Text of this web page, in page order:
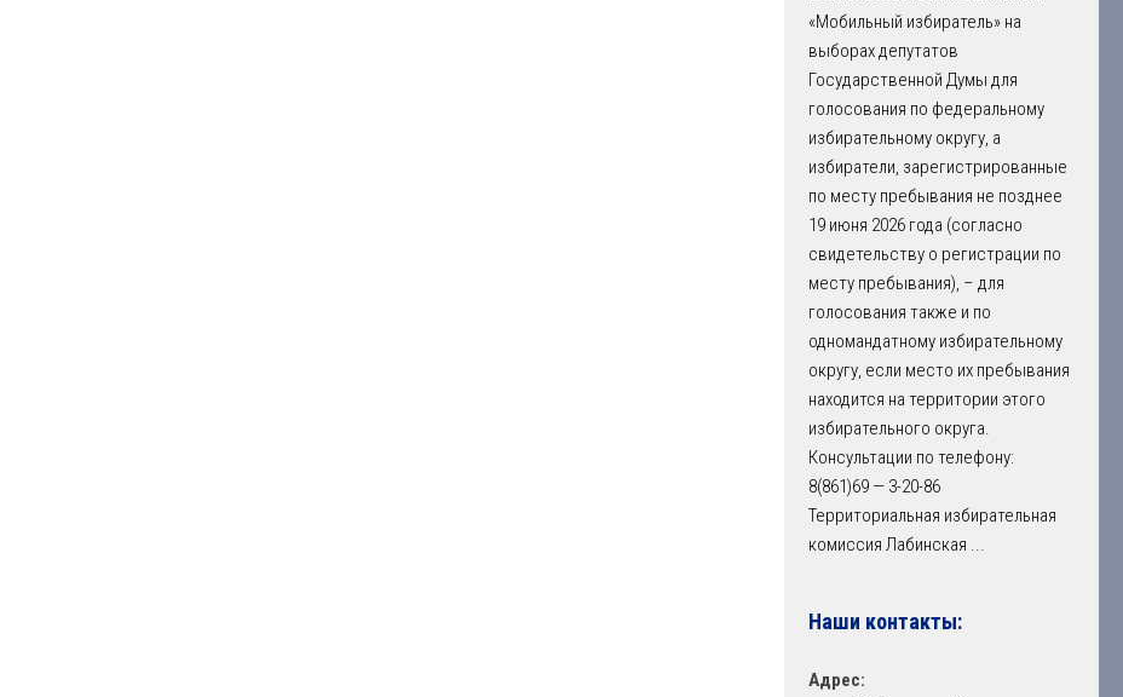
«Мобильный избиратель» на
выборах депутатов
Государственной Думы для
голосования по федеральному
избирательному округу, а
избиратели, зарегистрированные
по месту пребывания не позднее
19 июня 2026 года (согласно
свидетельству о регистрации по
месту пребывания), – для
голосования также и по
одномандатному избирательному
округу, если место их пребывания
находится на территории этого
избирательного округа.
Консультации по телефону:
8(861)69 — 3-20-86
Территориальная избирательная
комиссия Лабинская ...
Наши контакты:
Адрес: